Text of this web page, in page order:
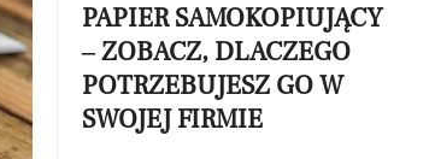
PAPIER SAMOKOPIUJĄCY
– ZOBACZ, DLACZEGO
POTRZEBUJESZ GO W
SWOJEJ FIRMIE